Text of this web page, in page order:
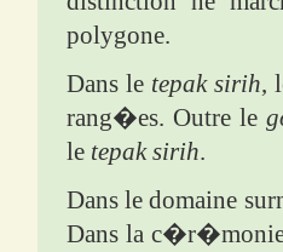
polygone.
Dans le tepak sirih,
rang�es. Outre le
le tepak sirih.
Dans le domaine
Dans la